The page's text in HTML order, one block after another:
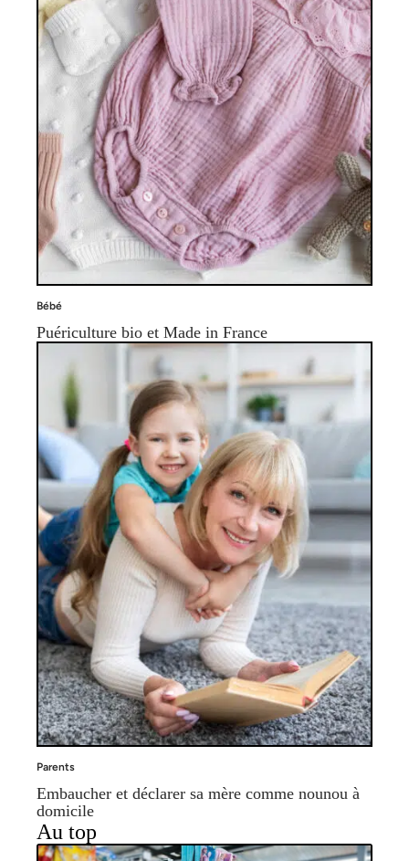
Bébé
Puériculture bio et Made in France
Parents
Embaucher et déclarer sa mère comme nounou à
domicile
Au top